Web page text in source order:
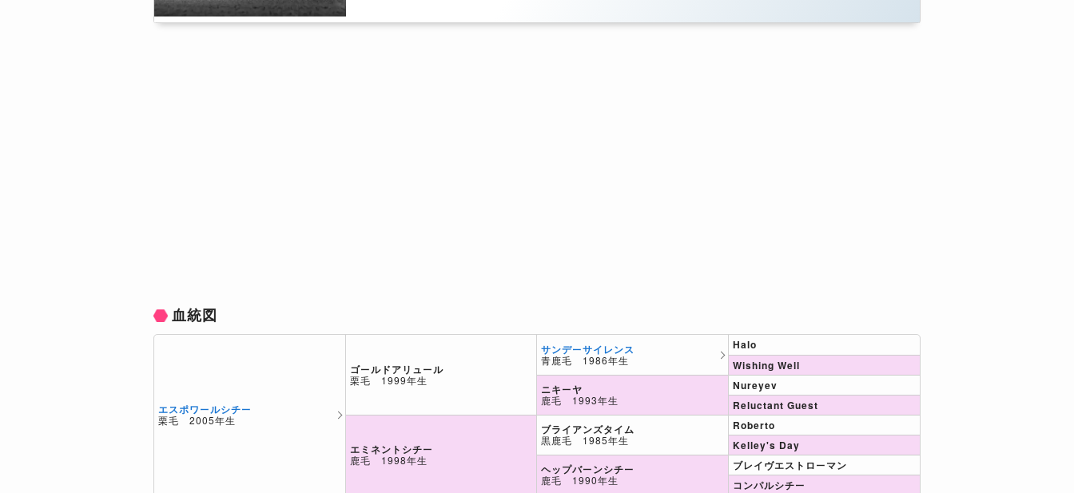
血統図
エスポワールシチー
栗毛 2005年生
ゴールドアリュール
栗毛 1999年生
エミネントシチー
鹿毛 1998年生
サンデーサイレンス
青鹿毛 1986年生
ニキーヤ
鹿毛 1993年生
ブライアンズタイム
黒鹿毛 1985年生
ヘップバーンシチー
鹿毛 1990年生
Halo
Wishing Well
Nureyev
Reluctant Guest
Roberto
Kelley's Day
ブレイヴエストローマン
コンパルシチー